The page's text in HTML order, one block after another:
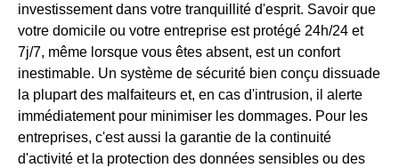
investissement dans votre tranquillité d'esprit. Savoir que
votre domicile ou votre entreprise est protégé 24h/24 et
7j/7, même lorsque vous êtes absent, est un confort
inestimable. Un système de sécurité bien conçu dissuade
la plupart des malfaiteurs et, en cas d'intrusion, il alerte
immédiatement pour minimiser les dommages. Pour les
entreprises, c'est aussi la garantie de la continuité
d'activité et la protection des données sensibles ou des